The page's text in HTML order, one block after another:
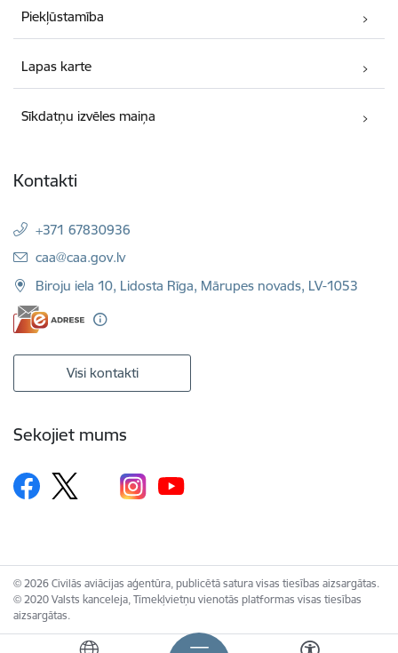
Piekļūstamība
Lapas karte
Sīkdatņu izvēles maiņa
Kontakti
+371 67830936
E-pasts:
caa@caa.gov.lv
Biroju iela 10, Lidosta Rīga, Mārupes novads, LV-1053
Visi kontakti
Sekojiet mums
© 2026 Civilās aviācijas aģentūra, publicētā satura visas tiesības aizsargātas.
© 2020 Valsts kanceleja, Tīmekļvietņu vienotās platformas visas tiesības
aizsargātas.